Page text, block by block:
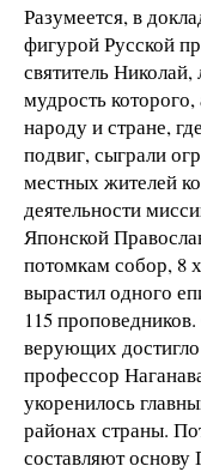
Разумеется, в
фигурой Русской
святитель
мудрость
народу и стране,
подвиг, сыграли
местных жителей
деятельности
Японской
потомкам собор, 8
вырастил одного
115
верующих достигло
профессор
укоренилось
районах страны.
составляют